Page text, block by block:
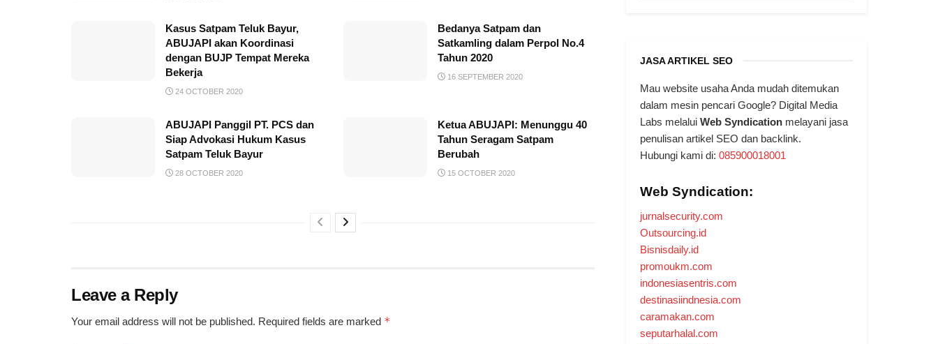
Kasus Satpam Teluk Bayur,
ABUJAPI akan Koordinasi
dengan BUJP Tempat Mereka
Bekerja
24 OCTOBER 2020
Bedanya Satpam dan
Satkamling dalam Perpol No.4
Tahun 2020
16 SEPTEMBER 2020
ABUJAPI Panggil PT. PCS dan
Siap Advokasi Hukum Kasus
Satpam Teluk Bayur
28 OCTOBER 2020
Ketua ABUJAPI: Menunggu 40
Tahun Seragam Satpam
Berubah
15 OCTOBER 2020
Leave a Reply
Your email address will not be published. Required fields are marked *
JASA ARTIKEL SEO
Mau website usaha Anda mudah ditemukan
dalam mesin pencari Google? Digital Media
Labs melalui Web Syndication melayani jasa
penulisan artikel SEO dan backlink.
Hubungi kami di: 085900018001
Web Syndication:
jurnalsecurity.com
Outsourcing.id
Bisnisdaily.id
promoukm.com
indonesiasentris.com
destinasiindnesia.com
caramakan.com
seputarhalal.com